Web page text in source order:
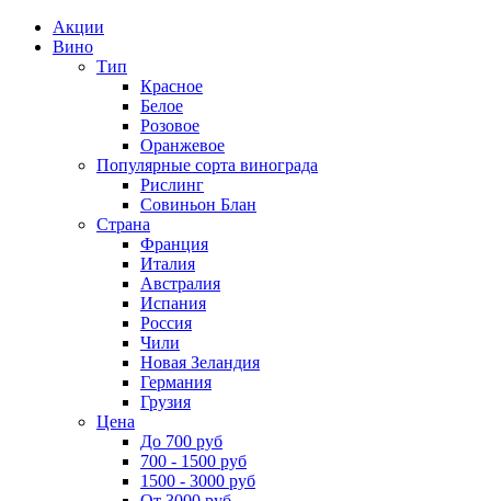
Акции
Вино
Тип
Красное
Белое
Розовое
Оранжевое
Популярные сорта винограда
Рислинг
Совиньон Блан
Страна
Франция
Италия
Австралия
Испания
Россия
Чили
Новая Зеландия
Германия
Грузия
Цена
До 700 руб
700 - 1500 руб
1500 - 3000 руб